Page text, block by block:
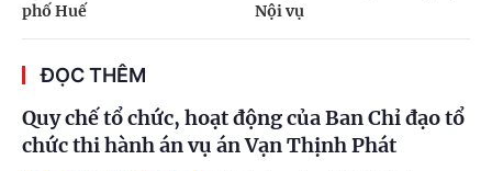
phố Huế
Nội vụ
ĐỌC THÊM
Quy chế tổ chức, hoạt động của Ban Chỉ đạo tổ
chức thi hành án vụ án Vạn Thịnh Phát